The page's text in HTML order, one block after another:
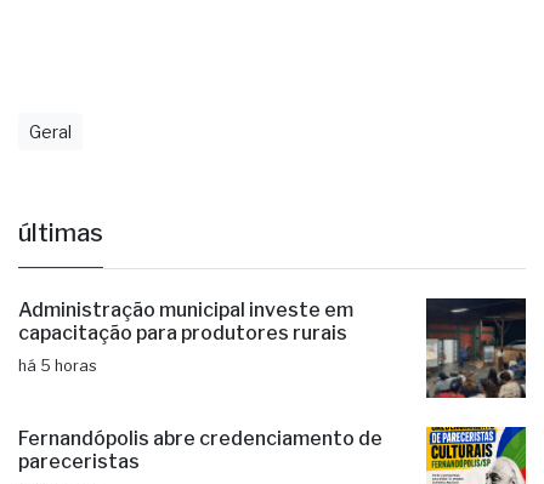
Geral
últimas
Administração municipal investe em
capacitação para produtores rurais
há 5 horas
Fernandópolis abre credenciamento de
pareceristas